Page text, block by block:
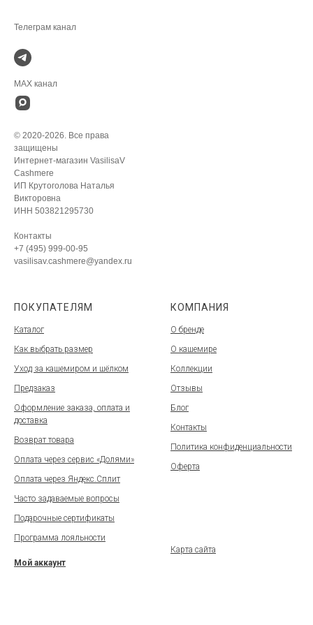
MAX канал
© 2020-2026. Все права
защищены
Интернет-магазин VasilisaV
Cashmere
ИП Крутоголова Наталья
Викторовна
ИНН 503821295730
Контакты
+7 (495) 999-00-95
vasilisav.cashmere@yandex.ru
ПОКУПАТЕЛЯМ
Каталог
Как выбрать размер
Уход за кашемиром и шёлком
Предзаказ
Оформление заказа, оплата и
доставка
Возврат товара
Оплата через сервис «Долями»
Оплата через Яндекс.Сплит
Часто задаваемые вопросы
Подарочные сертификаты
Программа лояльности
Мой аккаунт
КОМПАНИЯ
О бренде
О кашемире
Коллекции
Отзывы
Блог
Контакты
Политика конфиденциальности
Оферта
Карта сайта